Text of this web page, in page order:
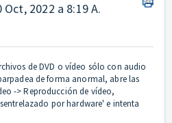
2022 a 8:19 A.
de DVD o vídeo sólo con audio
de forma anormal, abre las
-> Reproducción de vídeo,
por hardware' e intenta